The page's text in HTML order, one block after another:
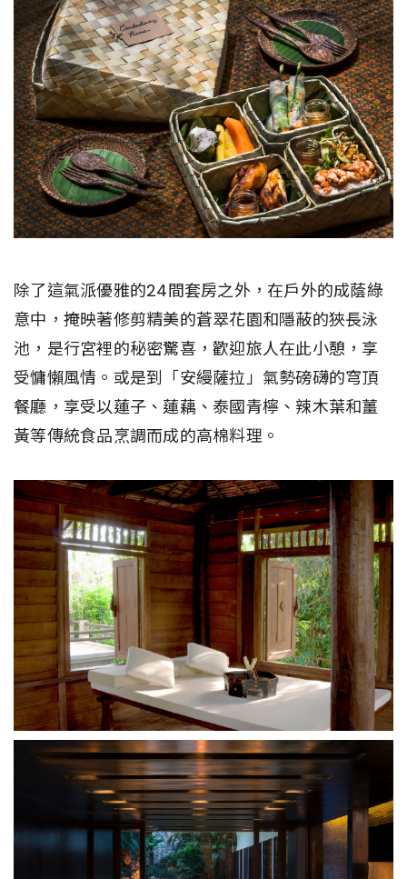
除了這氣派優雅的24間套房之外，在戶外的成蔭綠
意中，掩映著修剪精美的蒼翠花園和隱蔽的狹長泳
池，是行宮裡的秘密驚喜，歡迎旅人在此小憩，享
受慵懶風情。或是到「安縵薩拉」氣勢磅礴的穹頂
餐廳，享受以蓮子、蓮藕、泰國青檸、辣木葉和薑
黃等傳統食品烹調而成的高棉料理。